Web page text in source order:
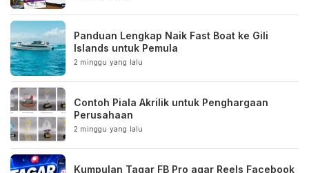
Panduan Lengkap Naik Fast Boat ke Gili
Islands untuk Pemula
2 minggu yang lalu
Contoh Piala Akrilik untuk Penghargaan
Perusahaan
2 minggu yang lalu
Kumpulan Tagar FB Pro agar Reels Facebook